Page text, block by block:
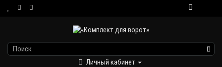
Личный кабинет